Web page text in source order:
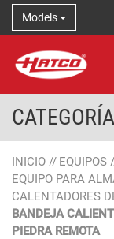
Models
INICIO // EQUIPOS
EQUIPO PARA
CALENTADORES
BANDEJA
PIEDRA REMOTA